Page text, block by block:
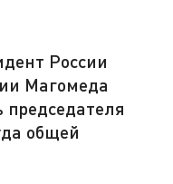
России
Магомеда
общей